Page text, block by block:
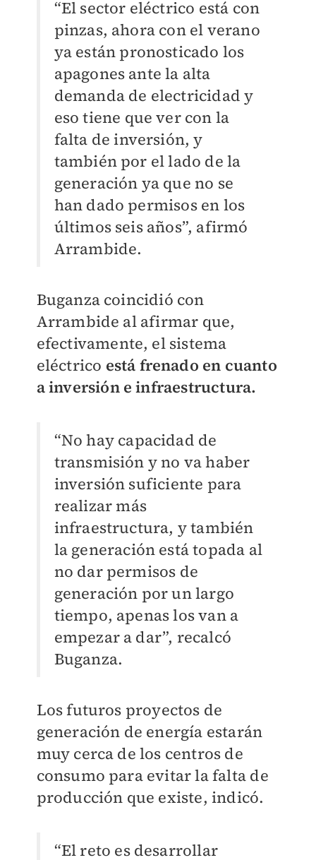
“El sector eléctrico está con
pinzas, ahora con el verano
ya están pronosticado los
apagones ante la alta
demanda de electricidad y
eso tiene que ver con la
falta de inversión, y
también por el lado de la
generación ya que no se
han dado permisos en los
últimos seis años”, afirmó
Arrambide.
Buganza coincidió con
Arrambide al afirmar que,
efectivamente, el sistema
eléctrico está frenado en cuanto
a inversión e infraestructura.
“No hay capacidad de
transmisión y no va haber
inversión suficiente para
realizar más
infraestructura, y también
la generación está topada al
no dar permisos de
generación por un largo
tiempo, apenas los van a
empezar a dar”, recalcó
Buganza.
Los futuros proyectos de
generación de energía estarán
muy cerca de los centros de
consumo para evitar la falta de
producción que existe, indicó.
“El reto es desarrollar